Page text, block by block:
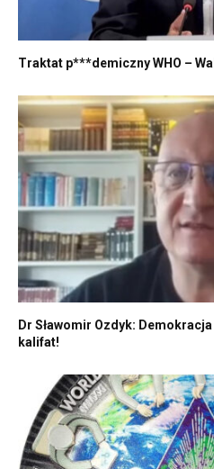
Traktat p***demiczny WHO –
Dr Sławomir Ozdyk:
kalifat!